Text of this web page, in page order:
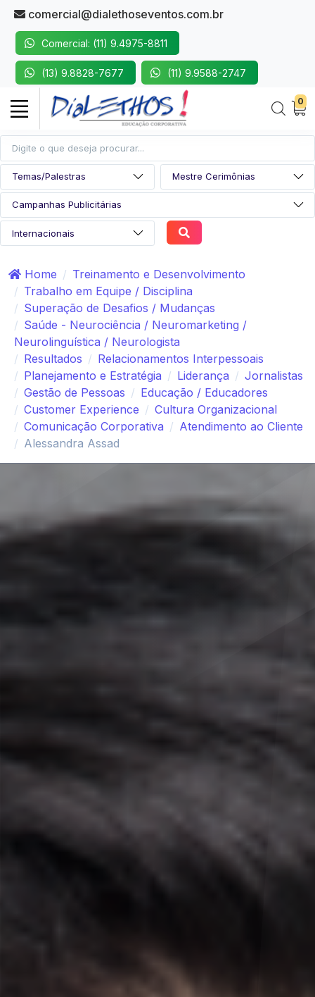
comercial@dialethoseventos.com.br
Comercial: (11) 9.4975-8811
(13) 9.8828-7677 (11) 9.9588-2747
0
Home
Treinamento e Desenvolvimento
Trabalho em Equipe / Disciplina
Superação de Desafios / Mudanças
Saúde - Neurociência / Neuromarketing /
Neurolinguística / Neurologista
Resultados
Relacionamentos Interpessoais
Planejamento e Estratégia
Liderança
Jornalistas
Gestão de Pessoas
Educação / Educadores
Customer Experience
Cultura Organizacional
Comunicação Corporativa
Atendimento ao Cliente
Alessandra Assad